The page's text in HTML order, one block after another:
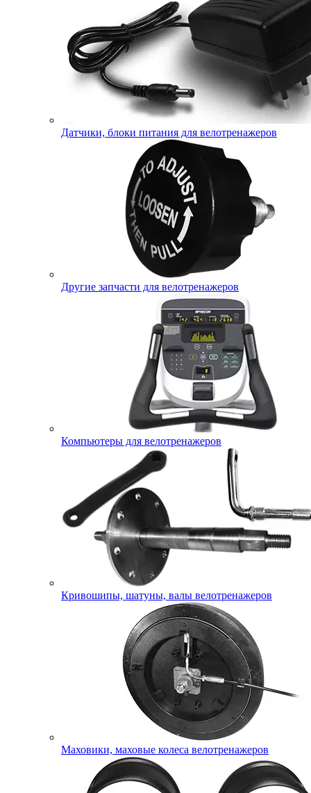
Датчики, блоки питания для велотренажеров
Другие запчасти для велотренажеров
Компьютеры для велотренажеров
Кривошипы, шатуны, валы велотренажеров
Маховики, маховые колеса велотренажеров